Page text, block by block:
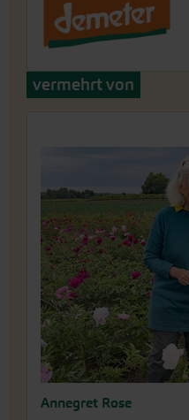
vermehrt von
Annegret Rose